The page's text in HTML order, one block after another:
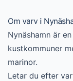
Om varvi
Nynäshamn är
kustkommuner
marinor.
Letar du efter